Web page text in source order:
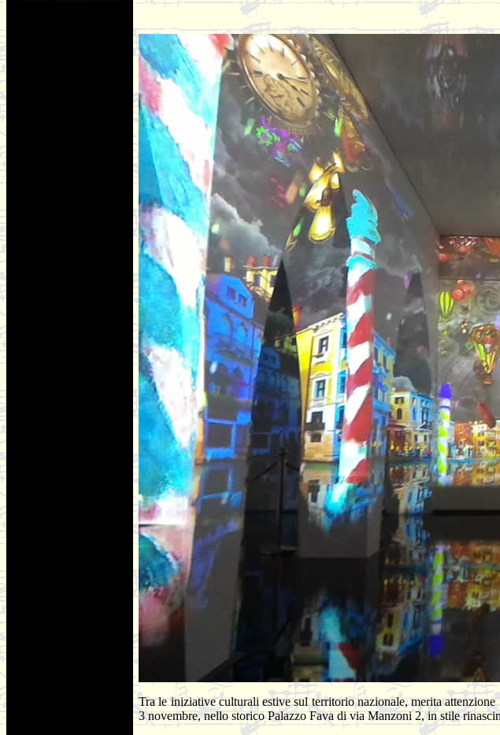
Tra le iniziative culturali estive sul territorio nazionale, merita
3 novembre, nello storico Palazzo Fava di via Manzoni 2, in stile